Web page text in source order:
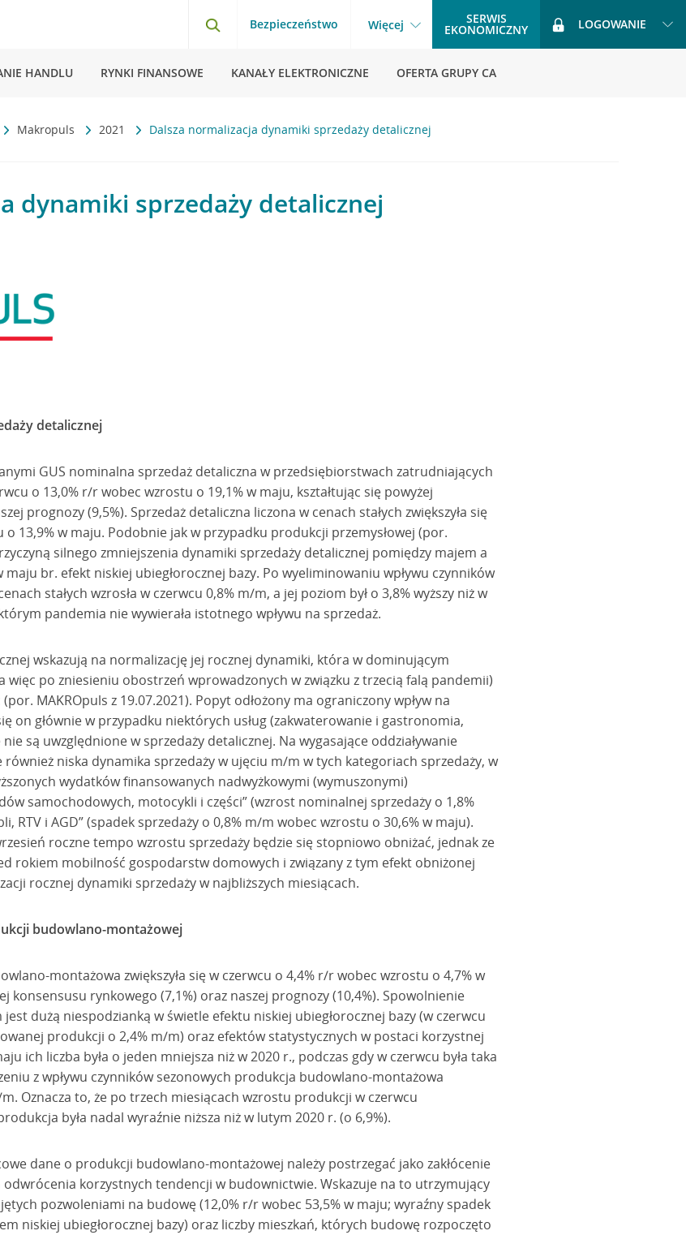
Bezpieczeństwo Więcej SERWIS
EKONOMICZNY LOGOWANIE
HANDLU RYNKI FINANSOWE KANAŁY ELEKTRONICZNE OFERTA GRUPY CA
Makropuls 2021 Dalsza normalizacja dynamiki sprzedaży detalicznej
dynamiki sprzedaży detalicznej
detalicznej
GUS nominalna sprzedaż detaliczna w przedsiębiorstwach zatrudniających
o 13,0% r/r wobec wzrostu o 19,1% w maju, kształtując się powyżej
prognozy (9,5%). Sprzedaż detaliczna liczona w cenach stałych zwiększyła się
13,9% w maju. Podobnie jak w przypadku produkcji przemysłowej (por.
silnego zmniejszenia dynamiki sprzedaży detalicznej pomiędzy majem a
maju br. efekt niskiej ubiegłorocznej bazy. Po wyeliminowaniu wpływu czynników
stałych wzrosła w czerwcu 0,8% m/m, a jej poziom był o 3,8% wyższy niż w
pandemia nie wywierała istotnego wpływu na sprzedaż.
wskazują na normalizację jej rocznej dynamiki, która w dominującym
więc po zniesieniu obostrzeń wprowadzonych w związku z trzecią falą pandemii)
MAKROpuls z 19.07.2021). Popyt odłożony ma ograniczony wpływ na
on głównie w przypadku niektórych usług (zakwaterowanie i gastronomia,
są uwzględnione w sprzedaży detalicznej. Na wygasające oddziaływanie
niska dynamika sprzedaży w ujęciu m/m w tych kategoriach sprzedaży, w
wydatków finansowanych nadwyżkowymi (wymuszonymi)
samochodowych, motocykli i części” (wzrost nominalnej sprzedaży o 1,8%
RTV i AGD” (spadek sprzedaży o 0,8% m/m wobec wzrostu o 30,6% w maju).
roczne tempo wzrostu sprzedaży będzie się stopniowo obniżać, jednak ze
rokiem mobilność gospodarstw domowych i związany z tym efekt obniżonej
rocznej dynamiki sprzedaży w najbliższych miesiącach.
budowlano-montażowej
montażowa zwiększyła się w czerwcu o 4,4% r/r wobec wzrostu o 4,7% w
konsensusu rynkowego (7,1%) oraz naszej prognozy (10,4%). Spowolnienie
dużą niespodzianką w świetle efektu niskiej ubiegłorocznej bazy (w czerwcu
produkcji o 2,4% m/m) oraz efektów statystycznych w postaci korzystnej
ich liczba była o jeden mniejsza niż w 2020 r., podczas gdy w czerwcu była taka
z wpływu czynników sezonowych produkcja budowlano-montażowa
Oznacza to, że po trzech miesiącach wzrostu produkcji w czerwcu
była nadal wyraźnie niższa niż w lutym 2020 r. (o 6,9%).
dane o produkcji budowlano-montażowej należy postrzegać jako zakłócenie
korzystnych tendencji w budownictwie. Wskazuje na to utrzymujący
pozwoleniami na budowę (12,0% r/r wobec 53,5% w maju; wyraźny spadek
niskiej ubiegłorocznej bazy) oraz liczby mieszkań, których budowę rozpoczęto